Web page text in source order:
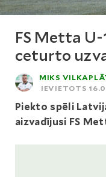
FS Metta
ceturto
MIKS
IEVIETOTS
Piekto spēli
aizvadījusi FS